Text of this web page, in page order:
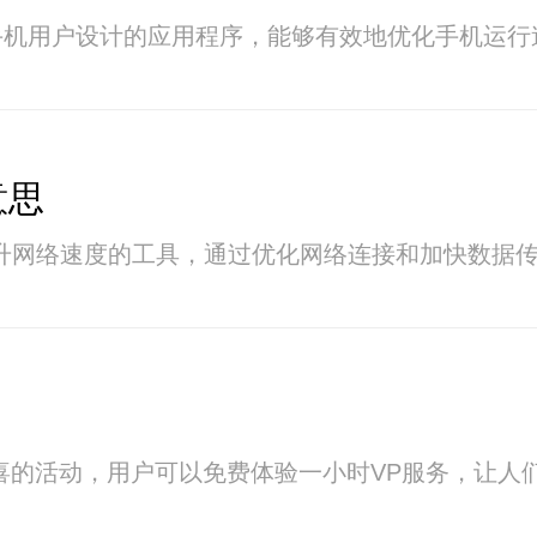
用户设计的应用程序，能够有效地优化手机运
网络速度的工具，通过优化网络连接和加快数
活动，用户可以免费体验一小时VP服务，让人